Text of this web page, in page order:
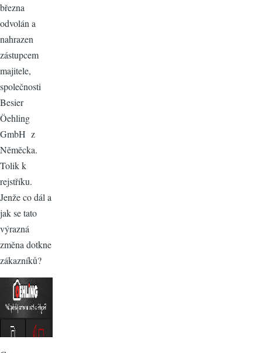
března
odvolán a
nahrazen
zástupcem
majitele,
společnosti
Besier
Öehling
GmbH z
Něměcka.
Tolik k
rejstříku.
Jenže co dál a
jak se tato
výrazná
změna dotkne
zákazníků?